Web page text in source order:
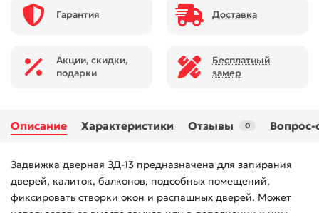
Гарантия Доставка
Акции, скидки,
подарки
Бесплатный
замер
Описание Характеристики Отзывы 0 Вопрос-
Задвижка дверная ЗД-13 предназначена для запирания
дверей, калиток, балконов, подсобных помещений,
фиксировать створки окон и распашных дверей. Может